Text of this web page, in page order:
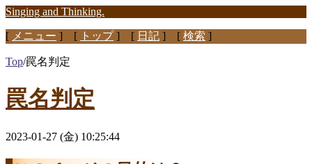
Singing and Thinking.
[ メニュー ] [ トップ] [ 日記 ] [ 検索 ]
Top/罠名判定
罠名判定
2023-01-27 (金) 10:25:44